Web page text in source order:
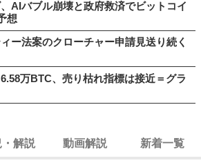
AIバブル崩壊と政府救済でビットコイ
想
ー法案のクローチャー申請見送り続く
万BTC、売り枯れ指標は接近＝グラ
解説 動画解説 新着一覧